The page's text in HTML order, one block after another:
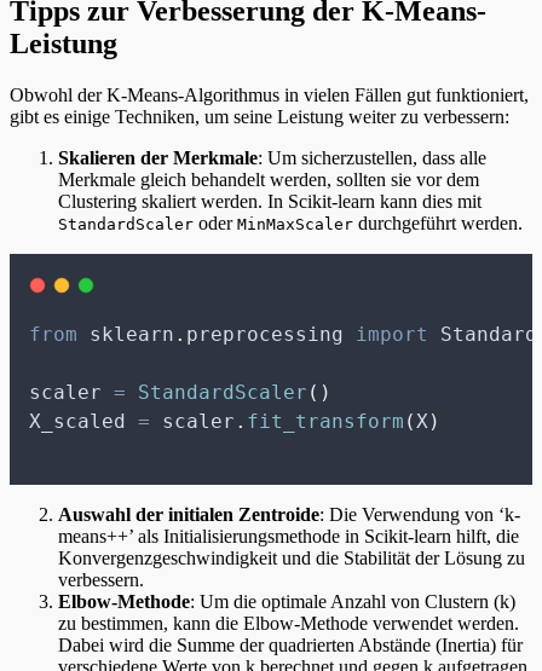
Tipps zur Verbesserung der K-Means-
Leistung
Obwohl der K-Means-Algorithmus in vielen Fällen gut funktioniert,
gibt es einige Techniken, um seine Leistung weiter zu verbessern:
Skalieren der Merkmale: Um sicherzustellen, dass alle
Merkmale gleich behandelt werden, sollten sie vor dem
Clustering skaliert werden. In Scikit-learn kann dies mit
StandardScaler oder MinMaxScaler durchgeführt werden.
from sklearn . preprocessing import
scaler = StandardScaler ()
X_scaled = scaler . fit_transform (X)
Auswahl der initialen Zentroide: Die Verwendung von ‘k-
means++’ als Initialisierungsmethode in Scikit-learn hilft, die
Konvergenzgeschwindigkeit und die Stabilität der Lösung zu
verbessern.
Elbow-Methode: Um die optimale Anzahl von Clustern (k)
zu bestimmen, kann die Elbow-Methode verwendet werden.
Dabei wird die Summe der quadrierten Abstände (Inertia) für
verschiedene Werte von k berechnet und gegen k aufgetragen.